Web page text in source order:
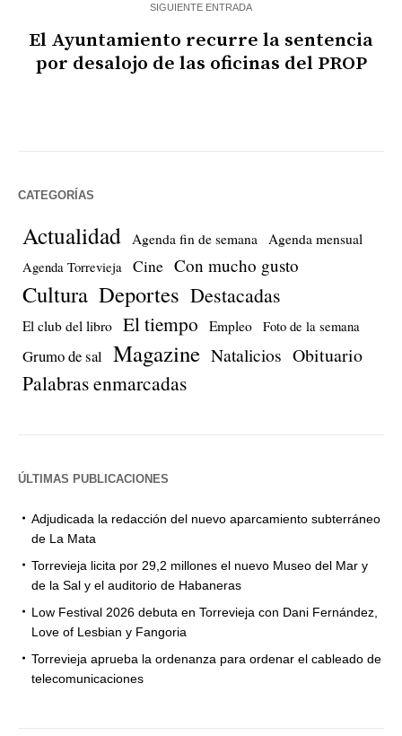
SIGUIENTE ENTRADA
El Ayuntamiento recurre la sentencia
por desalojo de las oficinas del PROP
CATEGORÍAS
Actualidad Agenda fin de semana Agenda mensual
Agenda Torrevieja Cine Con mucho gusto
Cultura Deportes Destacadas
El club del libro El tiempo Empleo Foto de la semana
Grumo de sal Magazine Natalicios Obituario
Palabras enmarcadas
ÚLTIMAS PUBLICACIONES
Adjudicada la redacción del nuevo aparcamiento subterráneo
de La Mata
Torrevieja licita por 29,2 millones el nuevo Museo del Mar y
de la Sal y el auditorio de Habaneras
Low Festival 2026 debuta en Torrevieja con Dani Fernández,
Love of Lesbian y Fangoria
Torrevieja aprueba la ordenanza para ordenar el cableado de
telecomunicaciones